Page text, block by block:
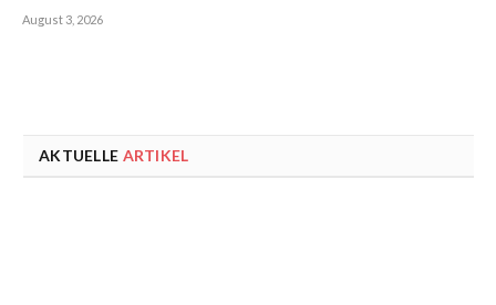
August 3, 2026
AKTUELLE ARTIKEL